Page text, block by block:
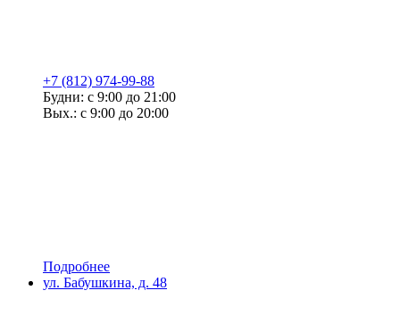
+7 (812) 974-99-88
Будни: с 9:00 до 21:00
Вых.: с 9:00 до 20:00
Подробнее
ул. Бабушкина, д. 48